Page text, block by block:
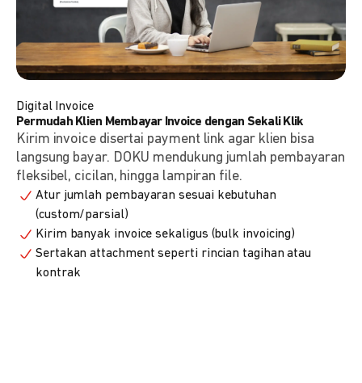
Digital Invoice
Permudah Klien Membayar Invoice dengan Sekali Klik
Kirim invoice disertai payment link agar klien bisa
langsung bayar. DOKU mendukung jumlah pembayaran
fleksibel, cicilan, hingga lampiran file.
Atur jumlah pembayaran sesuai kebutuhan
(custom/parsial)
Kirim banyak invoice sekaligus (bulk invoicing)
Sertakan attachment seperti rincian tagihan atau
kontrak